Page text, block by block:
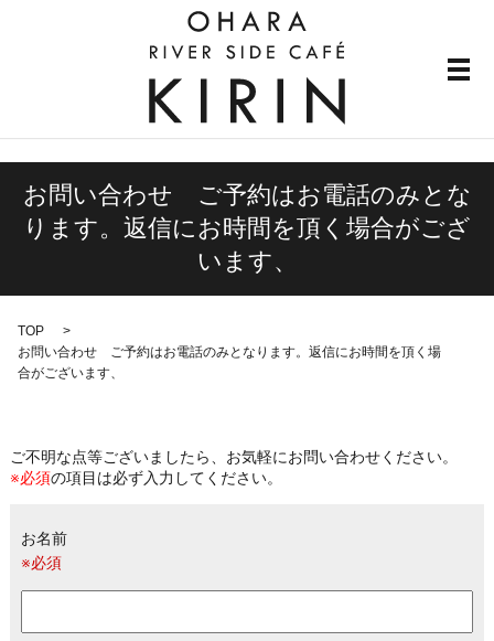
メ
お問い合わせ ご予約はお電話のみとな
ります。返信にお時間を頂く場合がござ
います、
TOP
お問い合わせ ご予約はお電話のみとなります。返信にお時間を頂く場
合がございます、
ご不明な点等ございましたら、お気軽にお問い合わせください。
※必須の項目は必ず入力してください。
お名前
※必須